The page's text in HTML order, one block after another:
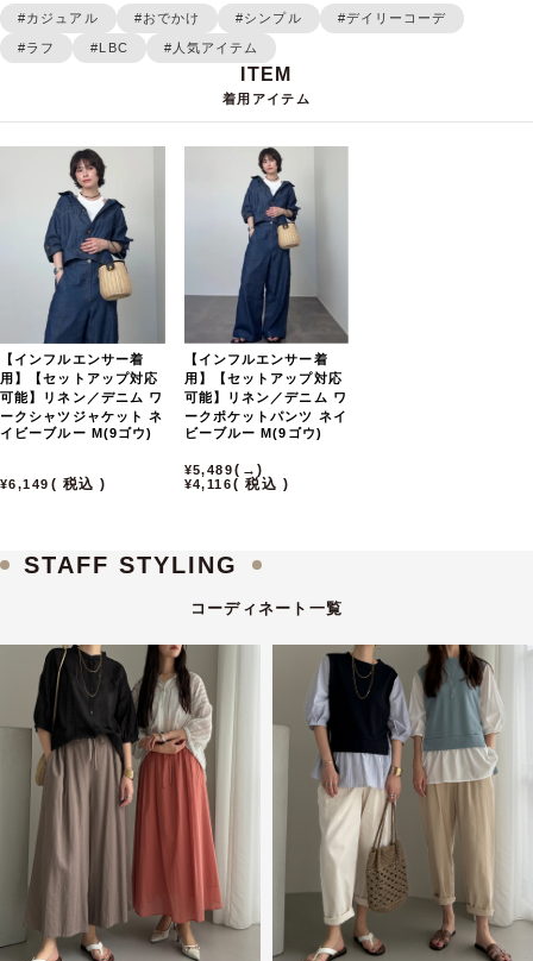
#カジュアル #おでかけ #シンプル #デイリーコーデ
#ラフ #LBC #人気アイテム
着用アイテム
【インフルエンサー着
用】【セットアップ対応
可能】リネン／デニム ワ
ークシャツジャケット ネ
イビーブルー M(9ゴウ)
6,149 税込
【インフルエンサー着
用】【セットアップ対応
可能】リネン／デニム ワ
ークポケットパンツ ネイ
ビーブルー M(9ゴウ)
5,489 →
4,116 税込
STAFF STYLING
コーディネート一覧